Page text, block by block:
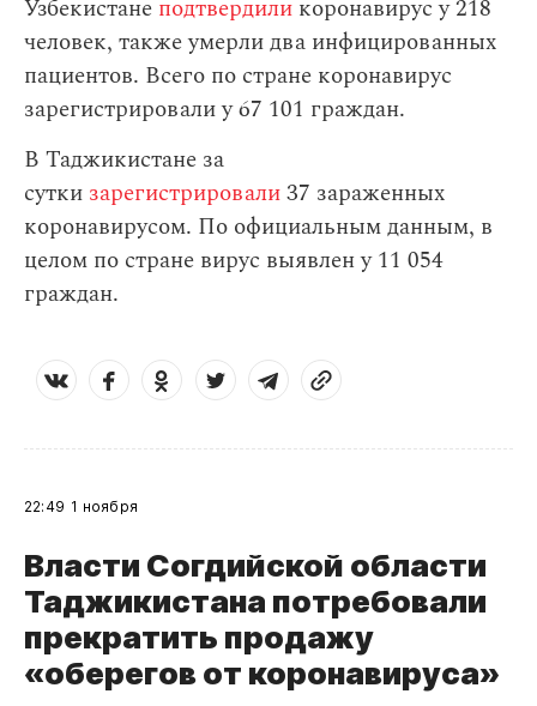
Узбекистане подтвердили коронавирус у 218
человек, также умерли два инфицированных
пациентов. Всего по стране коронавирус
зарегистрировали у 67 101 граждан.
В Таджикистане за
сутки зарегистрировали37 зараженных
коронавирусом. По официальным данным, в
целом по стране вирус выявлен у 11 054
граждан.
22:49 1 ноября
Власти Согдийской области
Таджикистана потребовали
прекратить продажу
«оберегов от коронавируса»